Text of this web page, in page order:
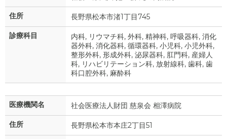
住所 長野県松本市渚1丁目745
診療科目
内科, リウマチ科, 外科, 精神科, 呼吸器科, 消化
器外科, 消化器科, 循環器科, 小児科, 小児外科,
整形外科, 形成外科, 泌尿器科, 肛門科, 産婦人
科, リハビリテーション科, 放射線科, 歯科, 歯
科口腔外科, 麻酔科
医療機関名 社会医療法人財団 慈泉会 相澤病院
住所 長野県松本市本庄2丁目51